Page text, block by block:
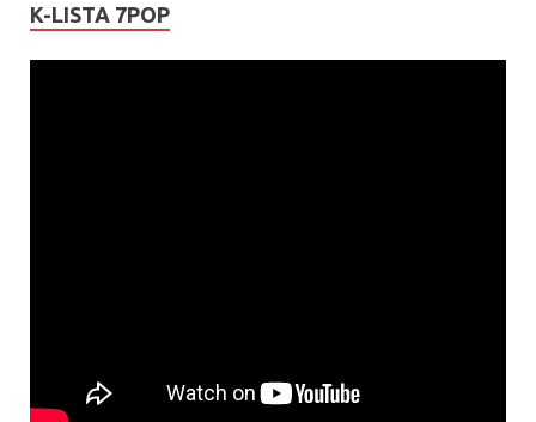
K-LISTA 7POP